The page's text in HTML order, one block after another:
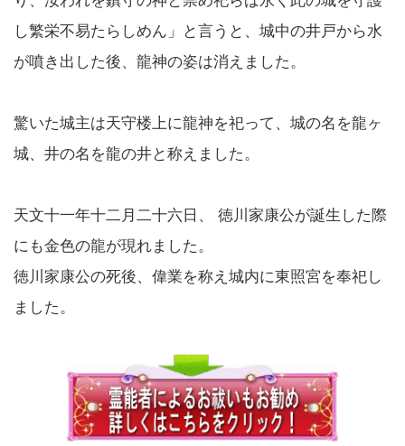
し繁栄不易たらしめん」と言うと、城中の井戸から水
が噴き出した後、龍神の姿は消えました。
驚いた城主は天守楼上に龍神を祀って、城の名を龍ヶ
城、井の名を龍の井と称えました。
天文十一年十二月二十六日、 徳川家康公が誕生した際
にも金色の龍が現れました。
徳川家康公の死後、偉業を称え城内に東照宮を奉祀し
ました。